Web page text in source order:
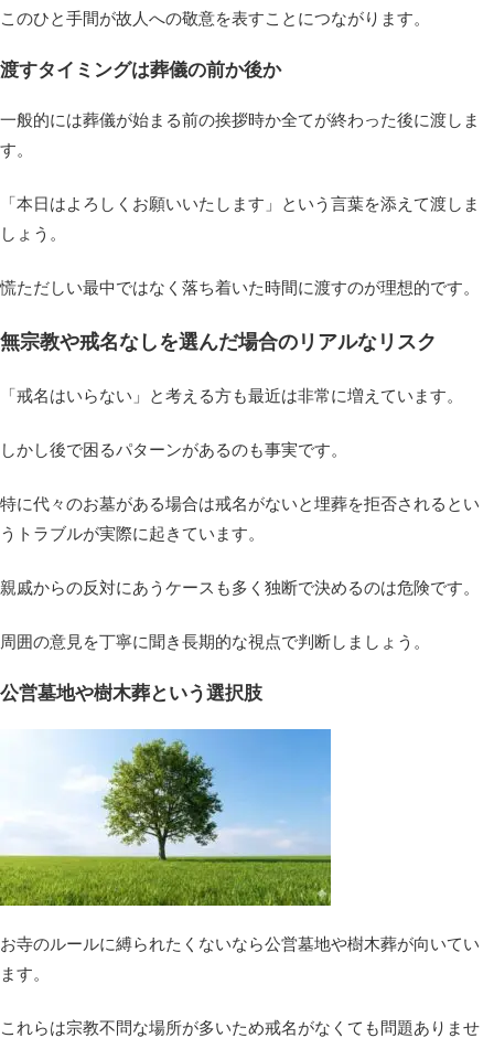
このひと手間が故人への敬意を表すことにつながります。
渡すタイミングは葬儀の前か後か
一般的には葬儀が始まる前の挨拶時か全てが終わった後に渡しま
す。
「本日はよろしくお願いいたします」という言葉を添えて渡しま
しょう。
慌ただしい最中ではなく落ち着いた時間に渡すのが理想的です。
無宗教や戒名なしを選んだ場合のリアルなリスク
「戒名はいらない」と考える方も最近は非常に増えています。
しかし後で困るパターンがあるのも事実です。
特に代々のお墓がある場合は戒名がないと埋葬を拒否されるとい
うトラブルが実際に起きています。
親戚からの反対にあうケースも多く独断で決めるのは危険です。
周囲の意見を丁寧に聞き長期的な視点で判断しましょう。
公営墓地や樹木葬という選択肢
お寺のルールに縛られたくないなら公営墓地や樹木葬が向いてい
ます。
これらは宗教不問な場所が多いため戒名がなくても問題ありませ